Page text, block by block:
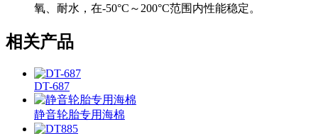
氧、耐水，在-50°C～200°C范围内性能稳定。
相关产品
DT-687
静音轮胎专用海棉